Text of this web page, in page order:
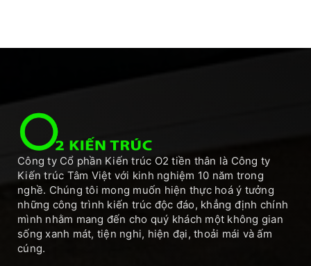
Công ty Cổ phần Kiến trúc O2 tiền thân là Công ty
Kiến trúc Tâm Việt với kinh nghiệm 10 năm trong
nghề. Chúng tôi mong muốn hiện thực hoá ý tưởng
những công trình kiến trúc độc đáo, khẳng định chính
mình nhằm mang đến cho quý khách một không gian
sống xanh mát, tiện nghi, hiện đại, thoải mái và ấm
cúng.